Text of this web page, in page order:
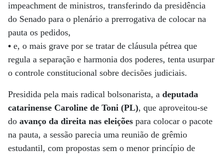
impeachment de ministros, transferindo da presidência
do Senado para o plenário a prerrogativa de colocar na
pauta os pedidos,
• e, o mais grave por se tratar de cláusula pétrea que
regula a separação e harmonia dos poderes, tenta usurpar
o controle constitucional sobre decisões judiciais.
Presidida pela mais radical bolsonarista, a deputada
catarinense Caroline de Toni (PL), que aproveitou-se
do avanço da direita nas eleições para colocar o pacote
na pauta, a sessão parecia uma reunião de grêmio
estudantil, com propostas sem o menor princípio de